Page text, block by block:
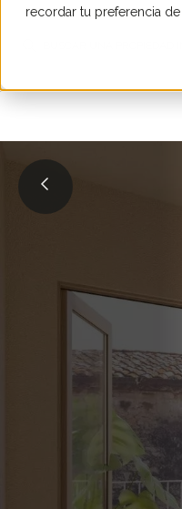
recordar tu preferencia